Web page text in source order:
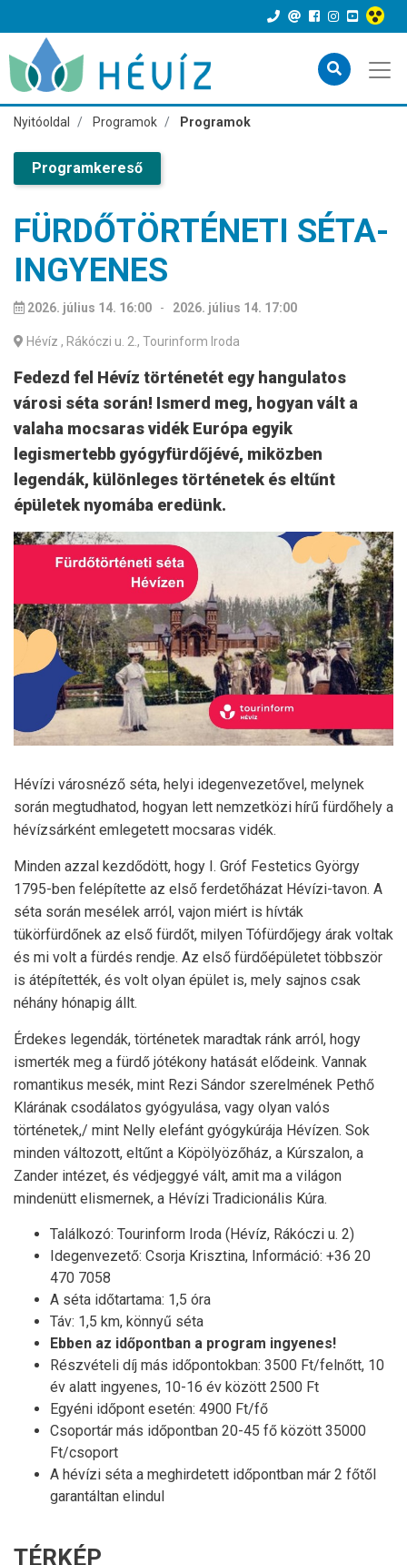
Nyitóoldal Programok Programok
Programkereső
FÜRDŐTÖRTÉNETI SÉTA-
INGYENES
2026. július 14. 16:00 - 2026. július 14. 17:00
Hévíz , Rákóczi u. 2., Tourinform Iroda
Fedezd fel Hévíz történetét egy hangulatos
városi séta során! Ismerd meg, hogyan vált a
valaha mocsaras vidék Európa egyik
legismertebb gyógyfürdőjévé, miközben
legendák, különleges történetek és eltűnt
épületek nyomába eredünk.
Hévízi városnéző séta, helyi idegenvezetővel, melynek
során megtudhatod, hogyan lett nemzetközi hírű fürdőhely a
hévízsárként emlegetett mocsaras vidék.
Minden azzal kezdődött, hogy I. Gróf Festetics György
1795-ben felépítette az első ferdetőházat Hévízi-tavon. A
séta során mesélek arról, vajon miért is hívták
tükörfürdőnek az első fürdőt, milyen Tófürdőjegy árak voltak
és mi volt a fürdés rendje. Az első fürdőépületet többször
is átépítették, és volt olyan épület is, mely sajnos csak
néhány hónapig állt.
Érdekes legendák, történetek maradtak ránk arról, hogy
ismerték meg a fürdő jótékony hatását elődeink. Vannak
romantikus mesék, mint Rezi Sándor szerelmének Pethő
Klárának csodálatos gyógyulása, vagy olyan valós
történetek,/ mint Nelly elefánt gyógykúrája Hévízen. Sok
minden változott, eltűnt a Köpölyözőház, a Kúrszalon, a
Zander intézet, és védjeggyé vált, amit ma a világon
mindenütt elismernek, a Hévízi Tradicionális Kúra.
Találkozó: Tourinform Iroda (Hévíz, Rákóczi u. 2)
Idegenvezető: Csorja Krisztina, Információ: +36 20
470 7058
A séta időtartama: 1,5 óra
Táv: 1,5 km, könnyű séta
Ebben az időpontban a program ingyenes!
Részvételi díj más időpontokban: 3500 Ft/felnőtt, 10
év alatt ingyenes, 10-16 év között 2500 Ft
Egyéni időpont esetén: 4900 Ft/fő
Csoportár más időpontban 20-45 fő között 35000
Ft/csoport
A hévízi séta a meghirdetett időpontban már 2 főtől
garantáltan elindul
TÉRKÉP